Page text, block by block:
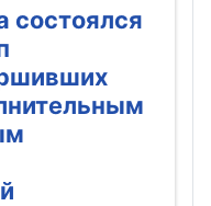
состоялся